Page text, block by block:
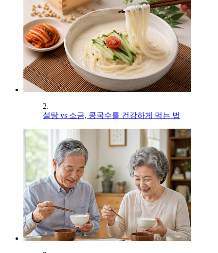
2.
설탕 vs 소금, 콩국수를 건강하게 먹는 법